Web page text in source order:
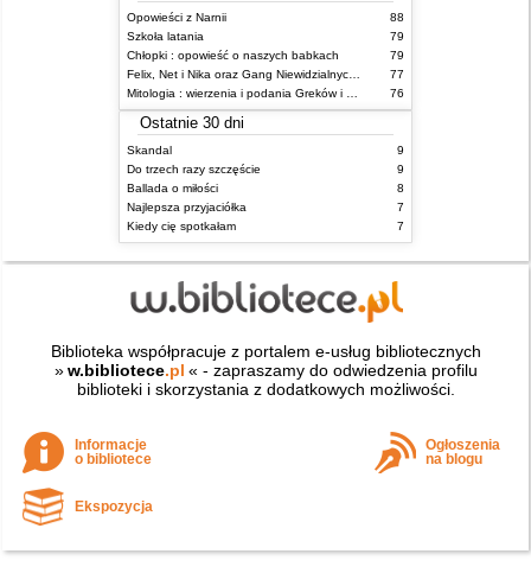
Opowieści z Narnii
88
Szkoła latania
79
Chłopki : opowieść o naszych babkach
79
77
76
Ostatnie 30 dni
Skandal
9
Do trzech razy szczęście
9
Ballada o miłości
8
Najlepsza przyjaciółka
7
Kiedy cię spotkałam
7
Biblioteka współpracuje z portalem e-usług bibliotecznych
» w.bibliotece.pl « - zapraszamy do odwiedzenia profilu
biblioteki i skorzystania z dodatkowych możliwości.
Informacje
o bibliotece
Ogłoszenia
na blogu
Ekspozycja